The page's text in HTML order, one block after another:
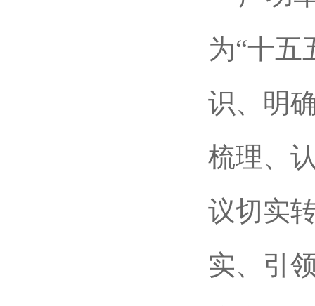
为“十五
识、明
梳理、
议切实
实、引